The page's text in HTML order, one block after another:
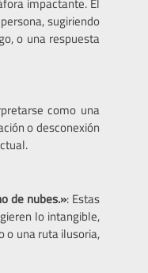
sugiriendo
o una respuesta
como una
o desconexión
de nubes.»: Estas
lo intangible,
o una ruta ilusoria,